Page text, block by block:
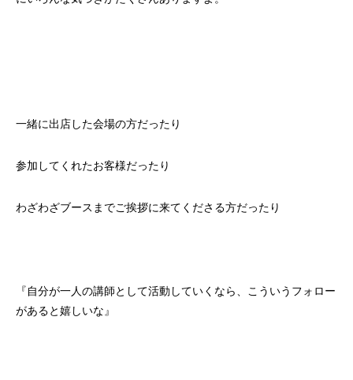
一緒に出店した会場の方だったり
参加してくれたお客様だったり
わざわざブースまでご挨拶に来てくださる方だったり
『自分が一人の講師として活動していくなら、こういうフォロー
があると嬉しいな』